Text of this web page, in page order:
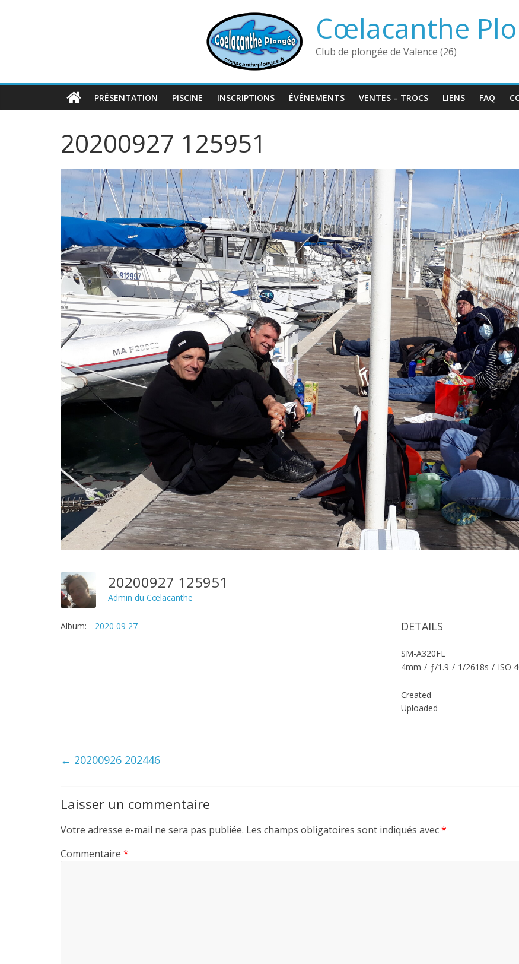
Cœlacanthe
Club de plongée de Valence (26)
PRÉSENTATION PISCINE INSCRIPTIONS ÉVÉNEMENTS VENTES – TROCS LIENS FAQ
20200927 125951
20200927 125951
Admin du Cœlacanthe
Album: 2020 09 27 DETAILS
SM-A320FL
4mm / ƒ/1.9 / 1/2618s / ISO
Created
Uploaded
← 20200926 202446
Laisser un commentaire
Votre adresse e-mail ne sera pas publiée. Les champs obligatoires sont indiqués avec*
Commentaire *